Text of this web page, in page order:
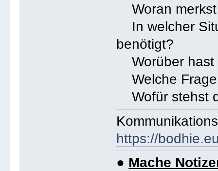
Woran merkst
In welcher
benötigt?
Worüber hast
Welche Frage
Wofür stehst
https://
● Mache